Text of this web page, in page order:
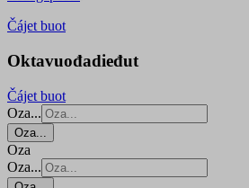
Čájet buot
Oktavuođadieđut
Čájet buot
Oza...
Oza...
Oza
Oza...